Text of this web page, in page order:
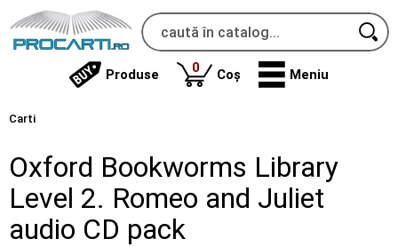
Produse 0produse
Coș Meniu
Carti
Oxford Bookworms Library
Level 2. Romeo and Juliet
audio CD pack